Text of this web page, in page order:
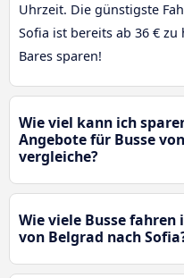
Uhrzeit. Die günstigste
Sofia ist bereits ab 36 €
Bares sparen!
Wie viel kann ich
Angebote für Busse
vergleiche?
Wie viele Busse fahren
von Belgrad nach